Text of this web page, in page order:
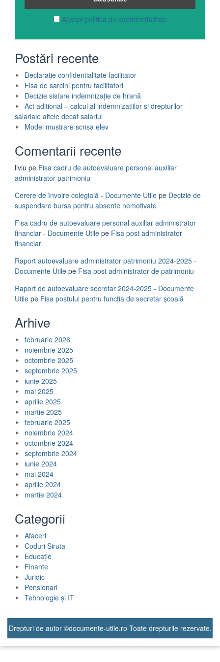
Accept politica de confidențialitate
Postări recente
Declaratie confidentialitate facilitator
Fisa de sarcini pentru facilitatori
Decizie sistare indemnizație de hrană
Act aditional – calcul al indemnizatiilor si drepturilor
salariale altele decat salariul
Model mustrare scrisa elev
Comentarii recente
liviu pe Fisa cadru de autoevaluare personal auxiliar
administrator patrimoniu
Cerere de învoire colegială - Documente Utile pe Decizie de
suspendare bursa pentru absente nemotivate
Fisa cadru de autoevaluare personal auxiliar administrator
financiar - Documente Utile pe Fisa post administrator
financiar
Raport autoevaluare administrator patrimoniu 2024-2025 -
Documente Utile pe Fisa post administrator de patrimoniu
Raport de autoevaluare secretar 2024-2025 - Documente
Utile pe Fișa postului pentru funcția de secretar școală
Arhive
februarie 2026
noiembrie 2025
octombrie 2025
septembrie 2025
iunie 2025
mai 2025
aprilie 2025
martie 2025
februarie 2025
noiembrie 2024
octombrie 2024
septembrie 2024
iunie 2024
mai 2024
aprilie 2024
martie 2024
Categorii
Afaceri
Coduri Siruta
Educație
Finante
Juridic
Pensionari
Tehnologie și IT
Drepturi de autor ©documente-utile.ro Toate drepturile rezervate.